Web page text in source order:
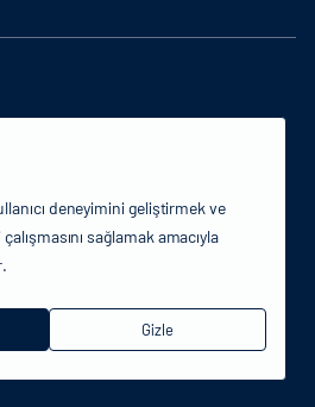
Bakanlığı - Tüm hakları saklıdır.
deneyimini geliştirmek ve
sağlamak amacıyla
Gizle